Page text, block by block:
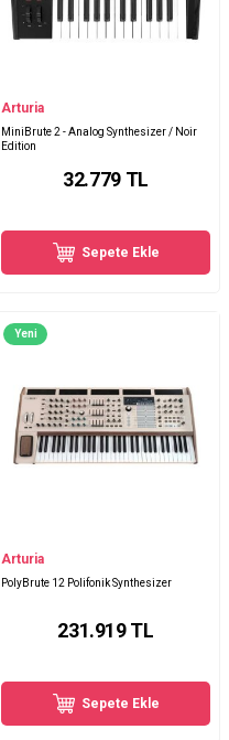
Arturia
MiniBrute 2 - Analog Synthesizer / Noir
Edition
32.779TL
Sepete Ekle
Yeni
Arturia
PolyBrute 12 Polifonik Synthesizer
231.919TL
Sepete Ekle